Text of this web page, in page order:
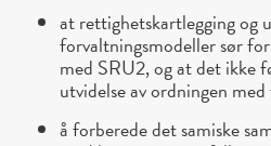
at rettighetskartlegging og
forvaltningsmodeller sør
med SRU2, og at det ikke
utvidelse av ordningen
å forberede det samiske